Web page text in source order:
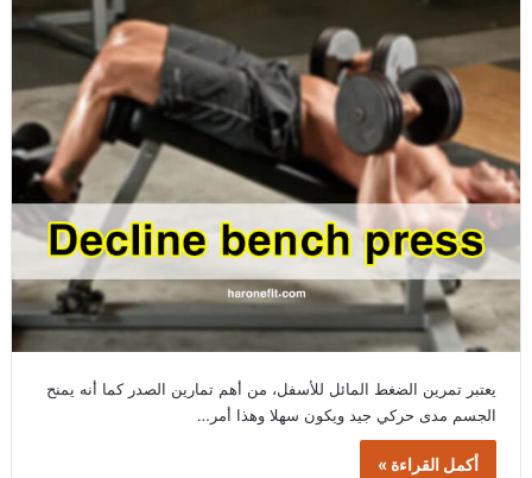
يعتبر تمرين الضغط المائل للأسفل، من أهم تمارين الصدر كما أنه يمنح
الجسم مدى حركي جيد ويكون سهلا وهذا أمر…
أكمل القراءة »